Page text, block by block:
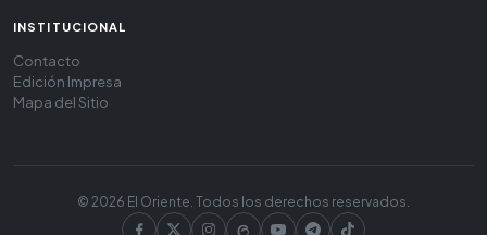
INSTITUCIONAL
Contacto
Edición Impresa
Mapa del Sitio
© 2026 El Oriente. Todos los derechos reservados.